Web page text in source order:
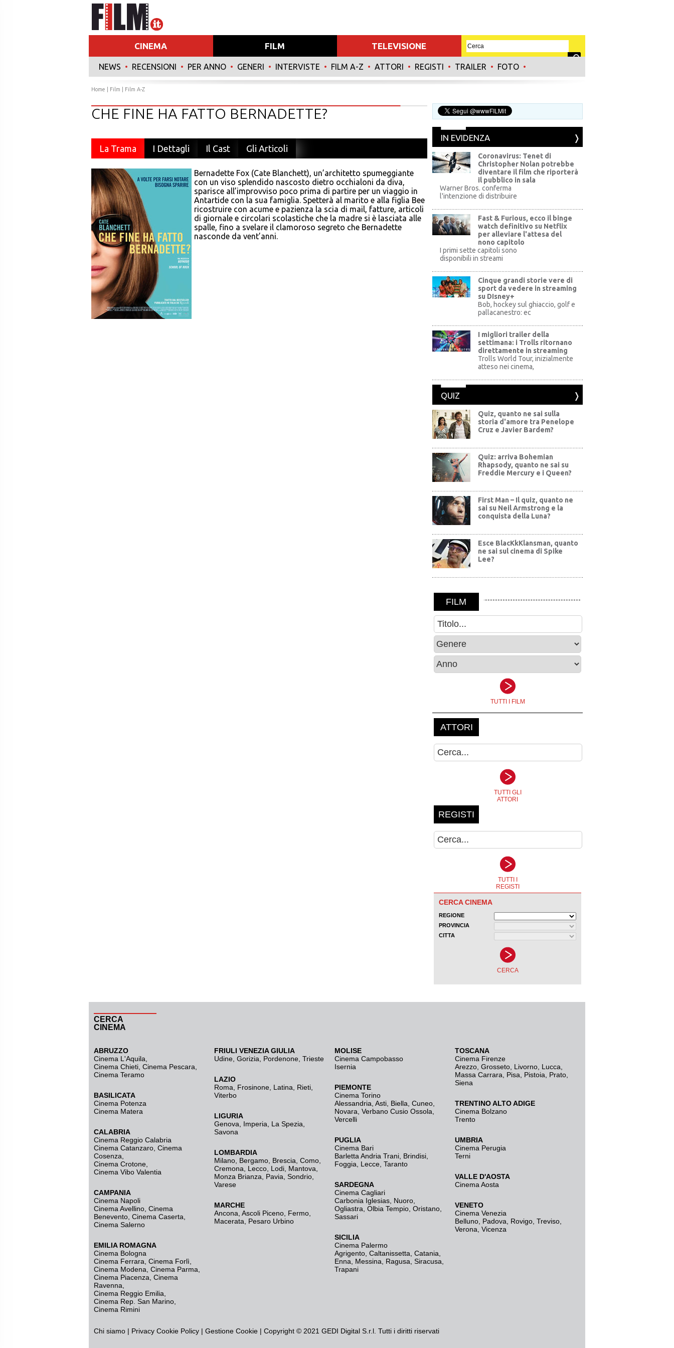
CINEMA FILM TELEVISIONE
NEWS • RECENSIONI • PER ANNO • GENERI • INTERVISTE • FILM A-Z • ATTORI • REGISTI • TRAILER • FOTO •
Home Film Film A-Z
CHE FINE HA FATTO BERNADETTE?
La Trama I Dettagli Il Cast Gli Articoli
Bernadette Fox (Cate Blanchett), un’architetto spumeggiante
con un viso splendido nascosto dietro occhialoni da diva,
sparisce all’improvviso poco prima di partire per un viaggio in
Antartide con la sua famiglia. Spetterà al marito e alla figlia Bee
ricostruire con acume e pazienza la scia di mail, fatture, articoli
di giornale e circolari scolastiche che la madre si è lasciata alle
spalle, fino a svelare il clamoroso segreto che Bernadette
nasconde da vent’anni.
IN EVIDENZA
WB
Coronavirus: Tenet di
Christopher Nolan potrebbe
diventare il film che riporterà
il pubblico in sala
Warner Bros. conferma
l'intenzione di distribuire
Fast & Furious, ecco il binge
watch definitivo su Netflix
per alleviare l'attesa del
nono capitolo
I primi sette capitoli sono
disponibili in streami
Disney+
Cinque grandi storie vere di
sport da vedere in streaming
su DIsney+
Bob, hockey sul ghiaccio, golf e
pallacanestro: ec
Universal Pictures
I migliori trailer della
settimana: i Trolls ritornano
direttamente in streaming
Trolls World Tour, inizialmente
atteso nei cinema,
QUIZ
Quiz, quanto ne sai sulla
storia d'amore tra Penelope
Cruz e Javier Bardem?
Quiz: arriva Bohemian
Rhapsody, quanto ne sai su
Freddie Mercury e i Queen?
First Man – Il quiz, quanto ne
sai su Neil Armstrong e la
conquista della Luna?
Esce BlacKkKlansman, quanto
ne sai sul cinema di Spike
Lee?
CERCA
CINEMA
ABRUZZO
Cinema L'Aquila
Cinema Chieti, Cinema Pescara,
Cinema Teramo
BASILICATA
Cinema Potenza
Cinema Matera
CALABRIA
Cinema Reggio Calabria
Cinema Catanzaro Cinema
Cosenza
Cinema Crotone
Cinema Vibo Valentia
CAMPANIA
Cinema Napoli
Cinema Avellino Cinema
Benevento Cinema Caserta
Cinema Salerno
EMILIA ROMAGNA
Cinema Bologna
Cinema Ferrara Cinema Forlì
Cinema Modena Cinema Parma
Cinema Piacenza Cinema
Ravenna
Cinema Reggio Emilia
Cinema Rep. San Marino
Cinema Rimini
FRIULI VENEZIA GIULIA
Udine Gorizia Pordenone Trieste
LAZIO
Roma
Frosinone Latina Rieti
Viterbo
LIGURIA
Genova
Imperia La Spezia
Savona
LOMBARDIA
Milano Bergamo Brescia, Como
Cremona
Lecco Lodi Mantova
Monza Brianza
Pavia Sondrio
Varese
MARCHE
Ancona Ascoli Piceno Fermo
Macerata
Pesaro Urbino
MOLISE
Cinema Campobasso
Isernia
PIEMONTE
Cinema Torino
Alessandria Asti Biella Cuneo
Novara Verbano Cusio Ossola
Vercelli
PUGLIA
Cinema Bari
Barletta Andria Trani Brindisi
Foggia
Lecce Taranto
SARDEGNA
Cinema Cagliari
Carbonia Iglesias Nuoro
Ogliastra Olbia Tempio Oristano
Sassari
SICILIA
Cinema Palermo
Agrigento Caltanissetta Catania
Enna
Messina Ragusa Siracusa
Trapani
TOSCANA
Cinema Firenze
Arezzo Grosseto Livorno Lucca
Massa Carrara
Pisa Pistoia Prato
Siena
TRENTINO ALTO ADIGE
Cinema Bolzano
Trento
UMBRIA
Cinema Perugia
Terni
VALLE D'AOSTA
Cinema Aosta
VENETO
Cinema Venezia
Belluno Padova Rovigo Treviso
Verona Vicenza
Chi siamo | Privacy Cookie Policy | Gestione Cookie | Copyright © 2021 GEDI Digital S.r.l. Tutti i diritti riservati